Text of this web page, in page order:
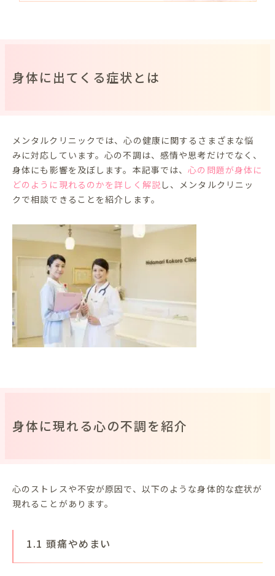
身体に出てくる症状とは
メンタルクリニックでは、心の健康に関するさまざまな悩
みに対応しています。心の不調は、感情や思考だけでなく、
身体にも影響を及ぼします。本記事では、心の問題が身体に
どのように現れるのかを詳しく解説 し、メンタルクリニッ
クで相談できることを紹介します。
身体に現れる心の不調を紹介
心のストレスや不安が原因で、以下のような身体的な症状が
現れることがあります。
1.1 頭痛やめまい